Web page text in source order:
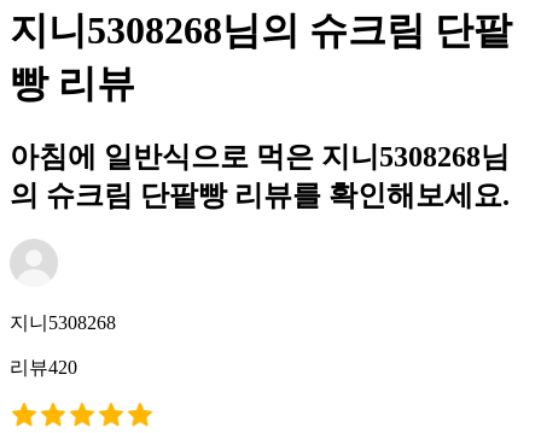
지니5308268님의 슈크림 단팥
빵 리뷰
아침에 일반식으로 먹은 지니5308268님
의 슈크림 단팥빵 리뷰를 확인해보세요.
지니5308268
리뷰420